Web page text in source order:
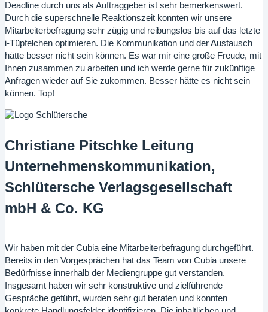
Deadline durch uns als Auftraggeber ist sehr bemerkenswert.
Durch die superschnelle Reaktionszeit konnten wir unsere
Mitarbeiterbefragung sehr zügig und reibungslos bis auf das letzte
i-Tüpfelchen optimieren. Die Kommunikation und der Austausch
hätte besser nicht sein können. Es war mir eine große Freude, mit
Ihnen zusammen zu arbeiten und ich werde gerne für zukünftige
Anfragen wieder auf Sie zukommen. Besser hätte es nicht sein
können. Top!
Christiane Pitschke Leitung
Unternehmenskommunikation,
Schlütersche Verlagsgesellschaft
mbH & Co. KG
Wir haben mit der Cubia eine Mitarbeiterbefragung durchgeführt.
Bereits in den Vorgesprächen hat das Team von Cubia unsere
Bedürfnisse innerhalb der Mediengruppe gut verstanden.
Insgesamt haben wir sehr konstruktive und zielführende
Gespräche geführt, wurden sehr gut beraten und konnten